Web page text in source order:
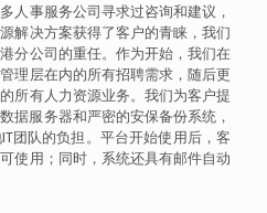
人事服务公司寻求过咨询和建议，
解决方案获得了客户的青睐，我们
分公司的重任。作为开始，我们在
理层在内的所有招聘需求，随后更
所有人力资源业务。我们为客户提
据服务器和严密的安保备份系统，
团队的负担。平台开始使用后，客
使用；同时，系统还具有邮件自动